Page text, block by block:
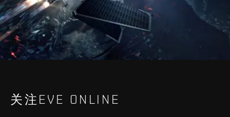
关注EVE ONLINE